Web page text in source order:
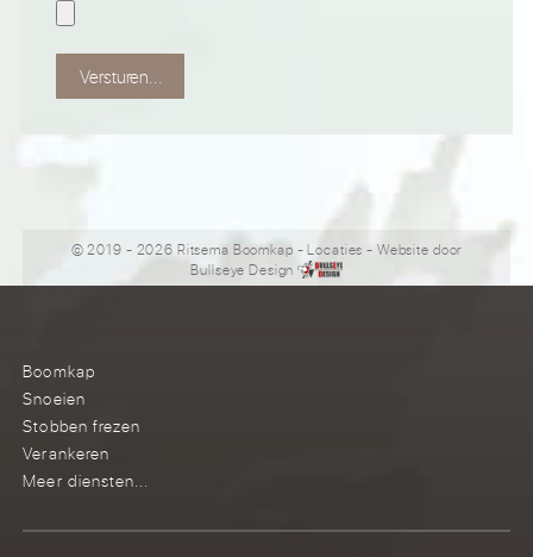
Versturen...
© 2019 - 2026 Ritsema Boomkap -Locaties - Website door
Bullseye Design
Boomkap
Snoeien
Stobben frezen
Verankeren
Meer diensten...